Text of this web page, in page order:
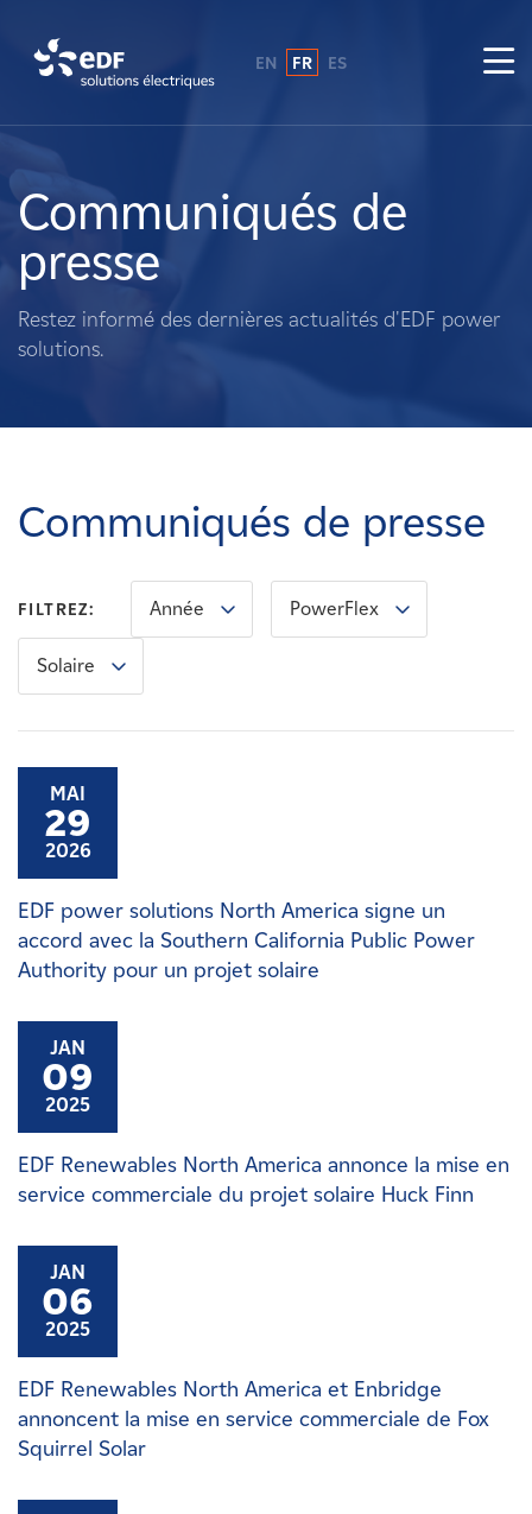
A propos de nous
Ce que nous faisons
Propriétaires fonciers
Carrières
Nouvelles
Contactez-nous
EN FR ES
Communiqués de
presse
Restez informé des dernières actualités d'EDF power
solutions.
Communiqués de presse
FILTREZ: Année PowerFlex
Solaire
MAI
29
2026
EDF power solutions North America signe un
accord avec la Southern California Public Power
Authority pour un projet solaire
JAN
09
2025
EDF Renewables North America annonce la mise en
service commerciale du projet solaire Huck Finn
JAN
06
2025
EDF Renewables North America et Enbridge
annoncent la mise en service commerciale de Fox
Squirrel Solar